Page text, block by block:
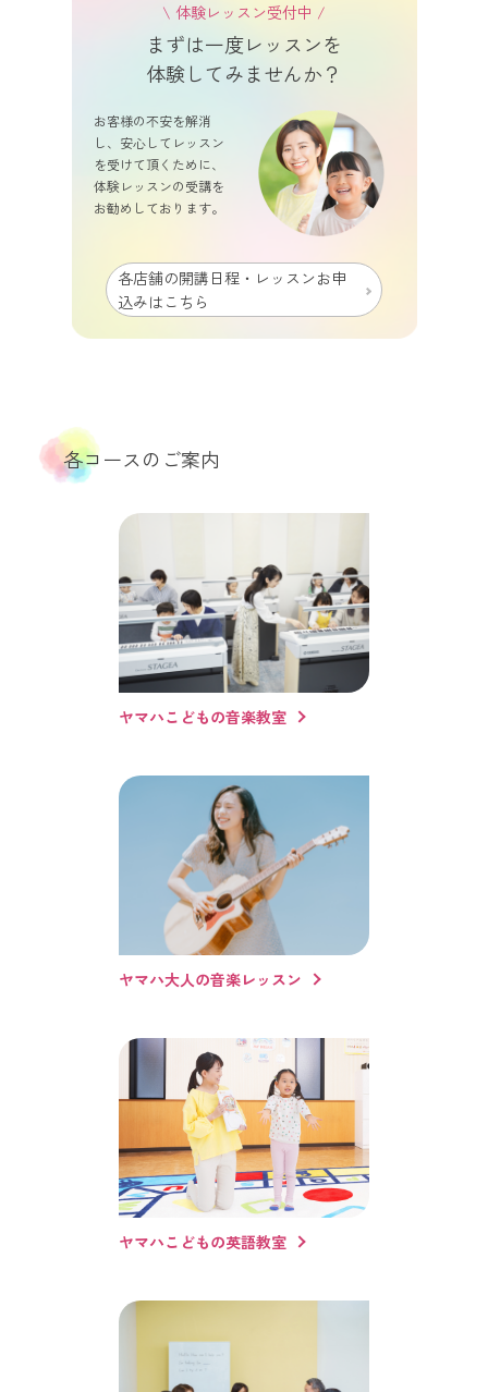
\ 体験レッスン受付中 /
まずは一度レッスンを
体験してみませんか？
お客様の不安を解消
し、安心してレッスン
を受けて頂くために、
体験レッスンの受講を
お勧めしております。
各店舗の開講日程・レッスンお申
込みはこちら
各コースのご案内
ヤマハこどもの音楽教室
ヤマハ大人の音楽レッスン
ヤマハこどもの英語教室